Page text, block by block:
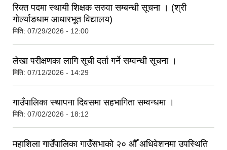
रिक्त पदमा स्थायी शिक्षक सरुवा सम्बन्धी सूचना । (श्री
गोर्ल्याङधाम आधारभूत विद्यालय)
मिति: 07/29/2026 - 12:00
लेखा परीक्षणका लागि सूची दर्ता गर्ने सम्वन्धी सूचना ।
मिति: 07/12/2026 - 14:29
गाउँपालिका स्थापना दिवसमा सहभागिता सम्वन्धमा ।
मिति: 07/02/2026 - 18:12
महाशिला गाउँपालिका गाउँसभाको २० औँ अधिवेशनमा उपस्थिति